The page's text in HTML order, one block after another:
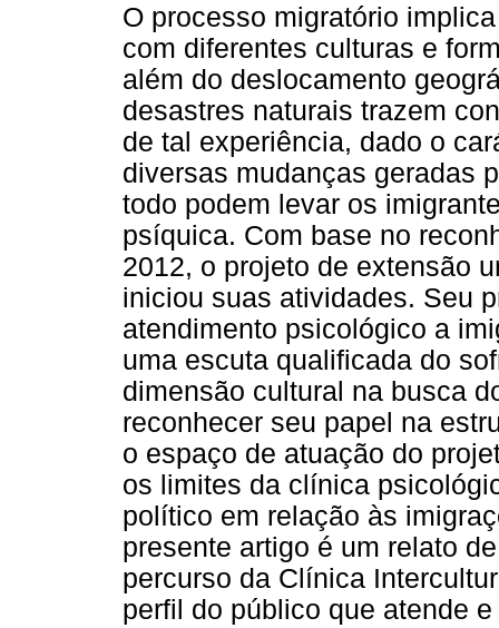
O processo migratório
com diferentes culturas e
além do deslocamento
desastres naturais trazem
de tal experiência, dado o
diversas mudanças geradas
todo podem levar os
psíquica. Com base no
2012, o projeto de extensão
iniciou suas atividades. Seu
atendimento psicológico a
uma escuta qualificada do
dimensão cultural na busca
reconhecer seu papel na
o espaço de atuação do
os limites da clínica
político em relação às
presente artigo é um relato
percurso da Clínica
perfil do público que atende